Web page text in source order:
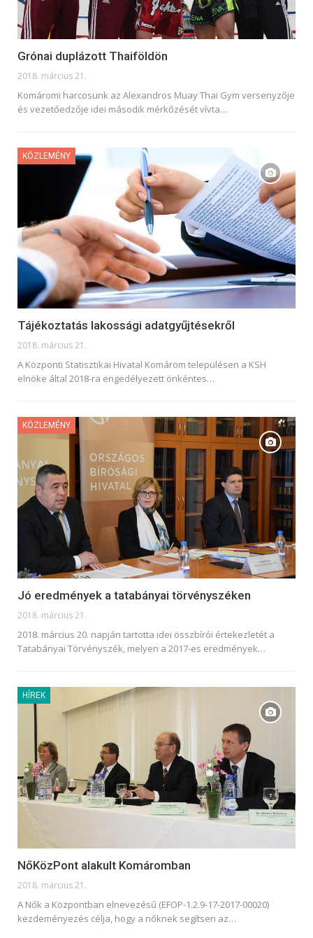
Grónai duplázott Thaiföldön
2018. március 21.
Komáromi harcosunk az Alexandros Muay Thai Gym versenyzője
és vezetőedzője idei második mérkőzését vívta…
KÖZLEMÉNY
Tájékoztatás lakossági adatgyűjtésekről
2018. március 21.
A Központi Statisztikai Hivatal Komárom településen a KSH
elnöke által 2018-ra engedélyezett önkéntes…
KÖZLEMÉNY
Jó eredmények a tatabányai törvényszéken
2018. március 21.
2018. március 20. napján tartotta idei összbírói értekezletét a
Tatabányai Törvényszék, melyen a 2017-es eredmények…
HÍREK
NőKözPont alakult Komáromban
2018. március 21.
A Nők a Központban elnevezésű (EFOP-1.2.9-17-2017-00020)
kezdeményezés célja, hogy a nőknek segítsen az…